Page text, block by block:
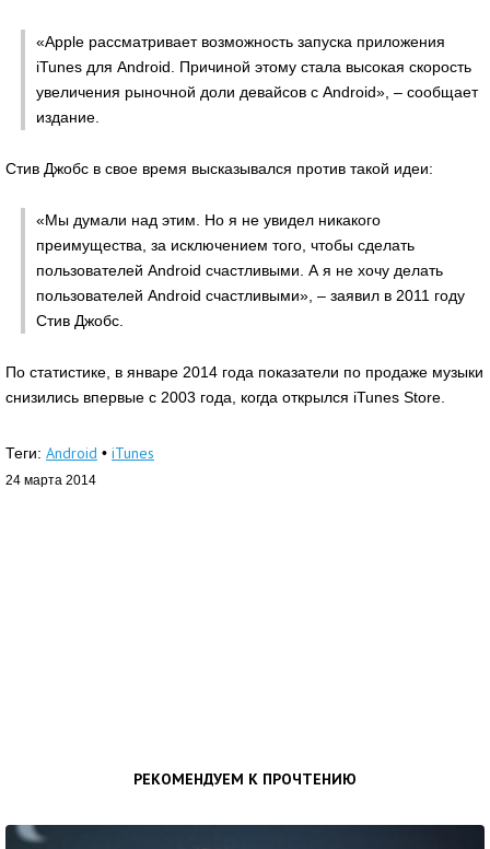
«Apple рассматривает возможность запуска приложения
iTunes для Android. Причиной этому стала высокая скорость
увеличения рыночной доли девайсов с Android», – сообщает
издание.
Стив Джобс в свое время высказывался против такой идеи:
«Мы думали над этим. Но я не увидел никакого
преимущества, за исключением того, чтобы сделать
пользователей Android счастливыми. А я не хочу делать
пользователей Android счастливыми», – заявил в 2011 году
Стив Джобс.
По статистике, в январе 2014 года показатели по продаже музыки
снизились впервые с 2003 года, когда открылся iTunes Store.
Теги: Android • iTunes
24 марта 2014
РЕКОМЕНДУЕМ К ПРОЧТЕНИЮ